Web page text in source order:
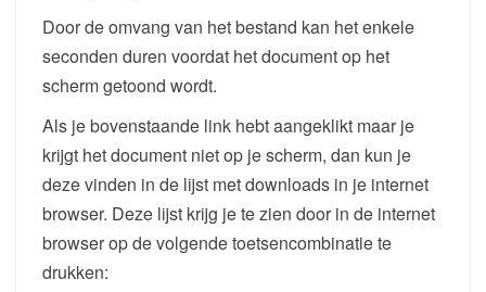
Door de omvang van het bestand kan het enkele
seconden duren voordat het document op het
scherm getoond wordt.
Als je bovenstaande link hebt aangeklikt maar je
krijgt het document niet op je scherm, dan kun je
deze vinden in de lijst met downloads in je internet
browser. Deze lijst krijg je te zien door in de internet
browser op de volgende toetsencombinatie te
drukken: